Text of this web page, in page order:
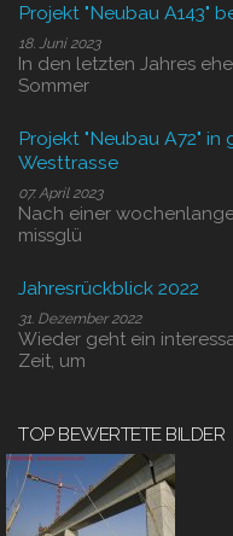
Projekt "Neubau A143"
18. Juni 2023
In den letzten Jahres
Sommer
Projekt "Neubau A72"
Westtrasse
07. April 2023
Nach einer
missglü
Jahresrückblick 2022
31. Dezember 2022
Wieder geht ein
Zeit, um
TOP BEWERTETE BILDER